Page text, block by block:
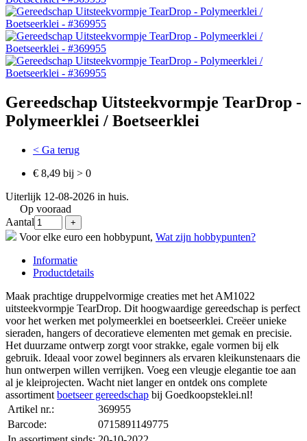
Gereedschap Uitsteekvormpje TearDrop -
Polymeerklei / Boetseerklei
< Ga terug
€ 8,49 bij > 0
Uiterlijk 12-08-2026 in huis.
Op vooraad
Aantal
Voor elke euro een hobbypunt, Wat zijn hobbypunten?
Informatie
Productdetails
Maak prachtige druppelvormige creaties met het AM1022
uitsteekvormpje TearDrop. Dit hoogwaardige gereedschap is perfect
voor het werken met polymeerklei en boetseerklei. Creëer unieke
sieraden, hangers of decoratieve elementen met gemak en precisie.
Het duurzame ontwerp zorgt voor strakke, egale vormen bij elk
gebruik. Ideaal voor zowel beginners als ervaren kleikunstenaars die
hun ontwerpen willen verrijken. Voeg een vleugje elegantie toe aan
al je kleiprojecten. Wacht niet langer en ontdek ons complete
assortiment boetseer gereedschap bij Goedkoopsteklei.nl!
Artikel nr.:
369955
Barcode:
0715891149775